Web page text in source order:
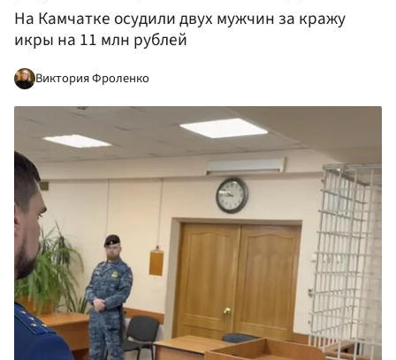
На Камчатке осудили двух мужчин за кражу
икры на 11 млн рублей
Виктория Фроленко